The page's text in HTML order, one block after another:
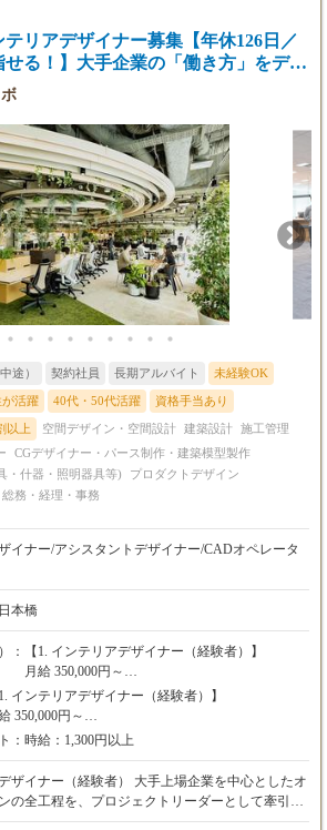
【3】空間デザイナー
■年収350万円～800万円
【4】設計主任
■年収550万円～
■月給40万円～（能力・経験により優遇）
※3ヶ月の試用期間有
※昇給随時
【5】設計者・CADオペレーター
■月給25万円～（能力・経験により優遇）
※昇給随時
【6】現場クリエイター
■年収450万円～
■月給30万円～（能力・経験により優遇）
※3ヶ月の試用期間有
■月給28万円〜 ＋ 諸手当 ＋ 業績賞与 ※未経
【現場クリエイター】 月給30万円〜 ＋ 諸手当
＋ 業績賞与 ※経験者歓迎
※想定年収：380万円 〜 1,000万円（経験・能力
による）
※正社員採用の場合は、月給30万円～（能力・
経験により優遇）
【8】マーケティング
実際の店舗をつくる最前線のクリエイター。
企画室 バックオフィスから
を目指して各部署を支える。例えると学校部活に
うな業務。 【10】マーケティング HPや
会社の魅力を発信しファンづくりを担います。
スキルワーカー（外注） 現場で多様な工事に対応で
トナーとして募集しています。 詳しくはぜひ、
ン（03-6427-9657）までお気軽にお問い合わせく
トごとに、チーム編成を行います。経験豊富
・デザイナーや施工管理者が集まり、チーム全員
し合いながら成功する店舗をデザインします。経
、役割を通じて一つ一つ学びながら成長できる環
デザイナー・現場
クリエイター、施工管理者）はその分野のスペシ
業務を遂行しますので、自分の役割に集中してク
できます。 （3）常に変化があり、好
ます。 幅広い分野とエリア、規模感のプロジェク
の興味のある分野に関わることができます。
チーム制でプロジェクトを進行します。ディレク
ンバーに分からないこと等はすぐに聞ける協力体
。一人で抱え込むことはありません。 （5）元
トを一から主導するため、やりがいがあります。
デザイン性の高いオフィス 東京本社は、渋谷と原
カルチャーに触れながら働ける理想的な場所で
も、飾りすぎないデザイン事務所ならではの快適
テリアデザイナー募集【年休126日／
せる！】大手企業の「働き方」をデザ
途） 契約社員 長期アルバイト 未経験OK
が活躍 40代・50代活躍 資格手当あり
以上 空間デザイン・空間設計 建築設計 施工管理
CGデザイナー・パース制作・建築模型製作
・什器・照明器具等)
プロダクトデザイン
総務・経理・事務
イナー/アシスタントデザイナー/CADオペレータ
本橋
：
【1. インテリアデザイナー（経験者）】
月給 350,000円～
※上記には固定残業代（87,000円／45時間分）
を含みます。超過分は別途全額支給します。
※経験・能力を最大限考慮の上、当社規定によ
り優遇いたします。
※試用期間6ヶ月あり
【2. アシスタントデザイナー（未経験者）】
1. インテリアデザイナー（経験者）】
350,000円～
記には固定残業代（87,000円／45時間分）を含み
験・能力を最大限考慮の上、当社規定により優遇
します。
： 時給：1,300円以上
ザイナー（経験者） 大手上場企業を中心としたオ
の全工程を、プロジェクトリーダーとして牽引し
アントへのヒ